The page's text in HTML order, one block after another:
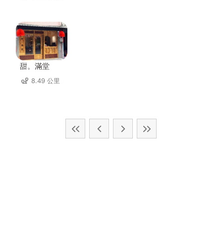
甜。滿堂
8.49 公里